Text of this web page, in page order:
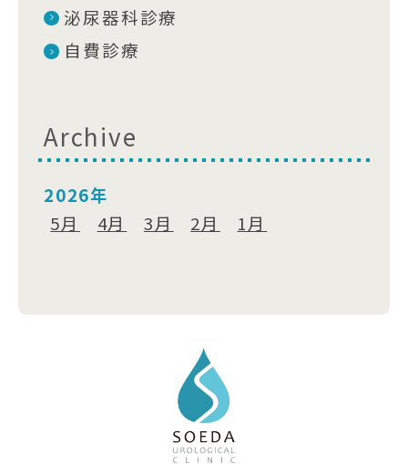
泌尿器科診療
自費診療
Archive
2026年
5月
4月 3月 2月 1月